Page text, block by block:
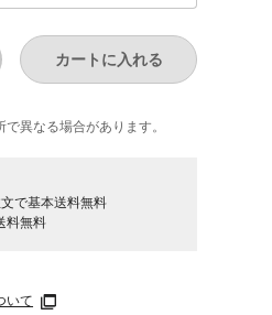
カートに入れる
異なる​場合が​あります。
で基本送料無料
料無料
いて